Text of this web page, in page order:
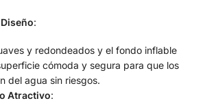
:
y redondeados y el fondo inflable
cómoda y segura para que los
del agua sin riesgos.
Atractivo: